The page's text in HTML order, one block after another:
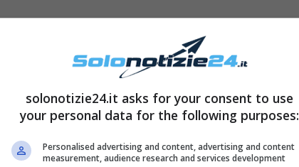
solonotizie24.it asks for your consent to use
your personal data for the following purposes:
Personalised advertising and content, advertising and content
measurement, audience research and services development